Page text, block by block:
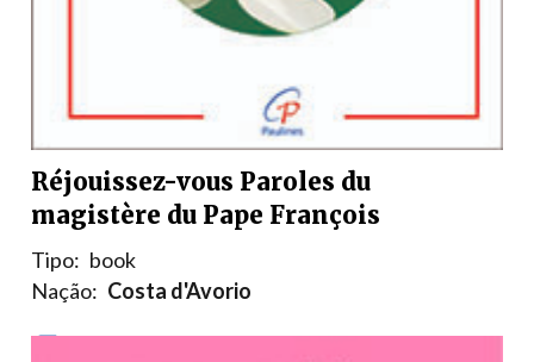
Réjouissez-vous Paroles du
magistère du Pape François
Tipo: book
Nação: Costa d'Avorio